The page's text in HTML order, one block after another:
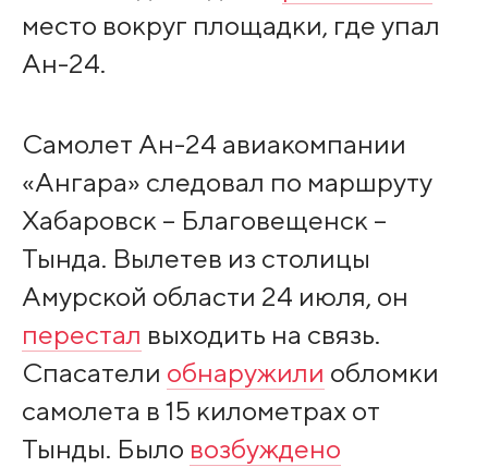
место вокруг площадки, где упал
Ан-24.
Самолет Ан-24 авиакомпании
«Ангара» следовал по маршруту
Хабаровск – Благовещенск –
Тында. Вылетев из столицы
Амурской области 24 июля, он
перестал выходить на связь.
Спасатели обнаружили обломки
самолета в 15 километрах от
Тынды. Было возбуждено